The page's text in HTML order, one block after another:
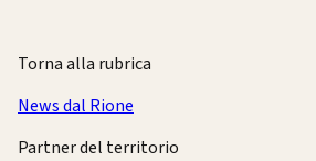
Torna alla rubrica
News dal Rione
Partner del territorio